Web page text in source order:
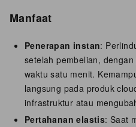
Manfaat
Penerapan instan:
setelah pembelian,
waktu satu menit.
langsung pada produk
infrastruktur atau
Pertahanan elastis: Saat